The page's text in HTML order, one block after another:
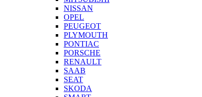
NISSAN
OPEL
PEUGEOT
PLYMOUTH
PONTIAC
PORSCHE
RENAULT
SAAB
SEAT
SKODA